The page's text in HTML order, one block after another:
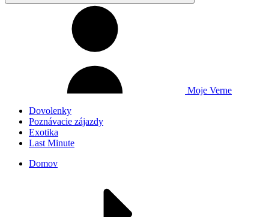
Moje Verne
Dovolenky
Poznávacie zájazdy
Exotika
Last Minute
Domov